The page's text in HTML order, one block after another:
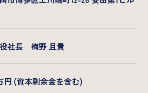
社長 梅野 且貴
円 (資本剰余金を含む)